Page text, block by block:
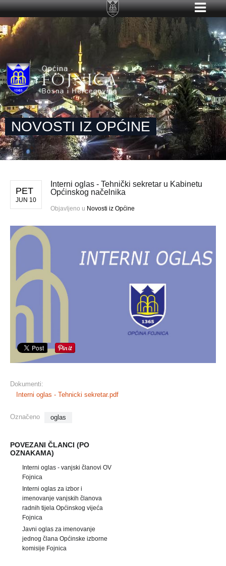
NOVOSTI IZ OPĆINE
PET
JUN 10
Interni oglas - Tehnički sekretar u Kabinetu
Općinskog načelnika
Objavljeno u Novosti iz Općine
Dokumenti:
Interni oglas - Tehnicki sekretar.pdf
Označeno oglas
POVEZANI ČLANCI (PO
OZNAKAMA)
Interni oglas - vanjski članovi OV
Fojnica
Interni oglas za izbor i
imenovanje vanjskih članova
radnih tijela Općinskog vijeća
Fojnica
Javni oglas za imenovanje
jednog člana Općinske izborne
komisije Fojnica